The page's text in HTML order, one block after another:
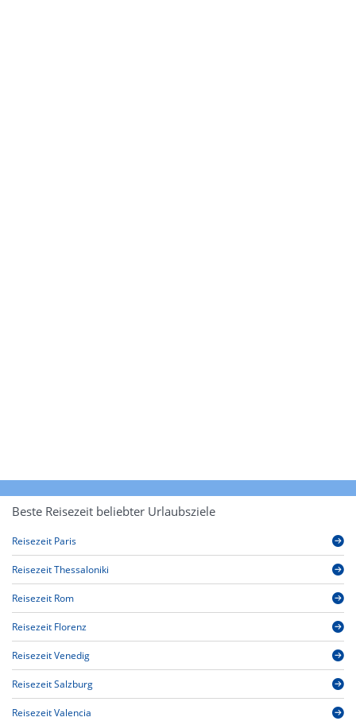
Beste Reisezeit beliebter Urlaubsziele
Reisezeit Paris
Reisezeit Thessaloniki
Reisezeit Rom
Reisezeit Florenz
Reisezeit Venedig
Reisezeit Salzburg
Reisezeit Valencia